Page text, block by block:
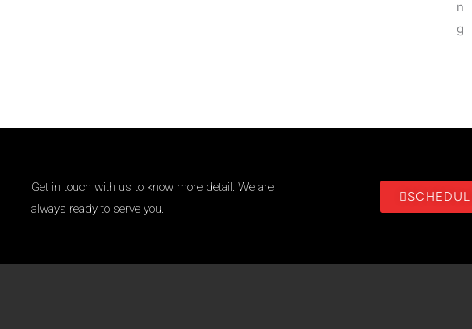
Get in touch with us to know more detail. We are
always ready to serve you.